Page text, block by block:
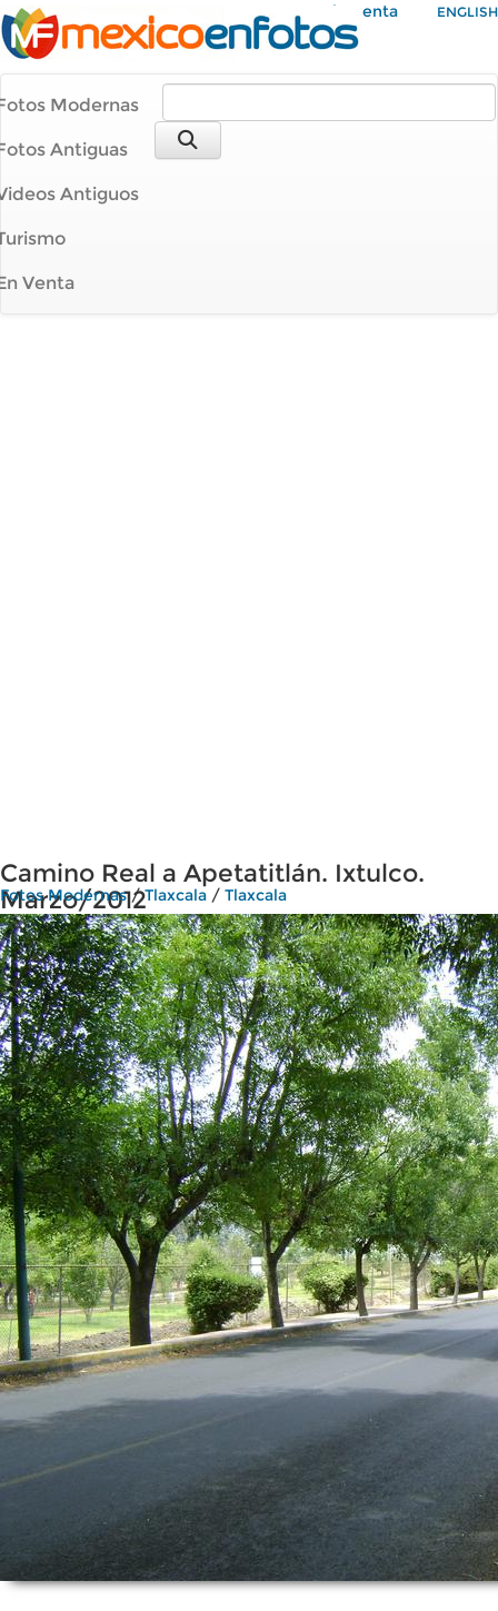
Mi Cuenta ENGLISH
Modernas
Antiguas
Antiguos
Venta
Camino Real a Apetatitlán. Ixtulco.
Marzo/2012
Fotos Modernas/Tlaxcala / Tlaxcala